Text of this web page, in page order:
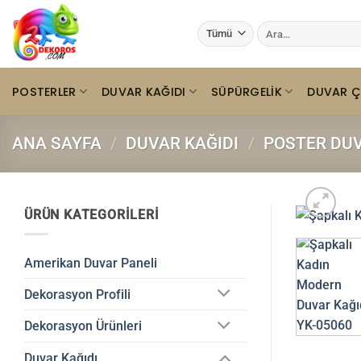
İçeriğe
atla
Ara:
POSTERLER DUVAR KAĞIDI SÜPÜRGELIK DUVAR
ANA SAYFA / DUVAR KAĞIDI / POSTER
ÜRÜN KATEGORILERI
Amerikan Duvar Paneli
Dekorasyon Profili
Dekorasyon Ürünleri
Duvar Kağıdı